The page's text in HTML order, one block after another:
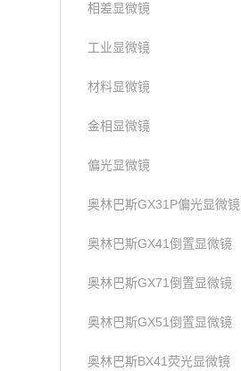
相差显微镜
工业显微镜
材料显微镜
金相显微镜
偏光显微镜
奥林巴斯GX31P偏光显微镜
奥林巴斯GX41倒置显微镜
奥林巴斯GX71倒置显微镜
奥林巴斯GX51倒置显微镜
奥林巴斯BX41荧光显微镜